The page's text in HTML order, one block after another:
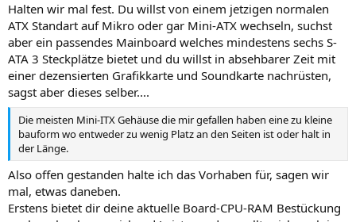
Halten wir mal fest. Du willst von einem jetzigen normalen
ATX Standart auf Mikro oder gar Mini-ATX wechseln, suchst
aber ein passendes Mainboard welches mindestens sechs S-
ATA 3 Steckplätze bietet und du willst in absehbarer Zeit mit
einer dezensierten Grafikkarte und Soundkarte nachrüsten,
sagst aber dieses selber....
Die meisten Mini-ITX Gehäuse die mir gefallen haben eine zu kleine
bauform wo entweder zu wenig Platz an den Seiten ist oder halt in
der Länge.
Also offen gestanden halte ich das Vorhaben für, sagen wir
mal, etwas daneben.
Erstens bietet dir deine aktuelle Board-CPU-RAM Bestückung